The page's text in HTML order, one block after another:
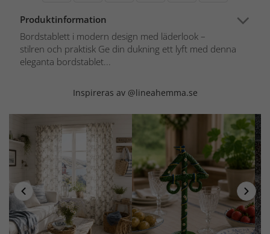
Produktinformation
Bordstablett i modern design med läderlook –
stilren och praktisk Ge din dukning ett lyft med denna
eleganta bordstablet...
Inspireras av @lineahemma.se